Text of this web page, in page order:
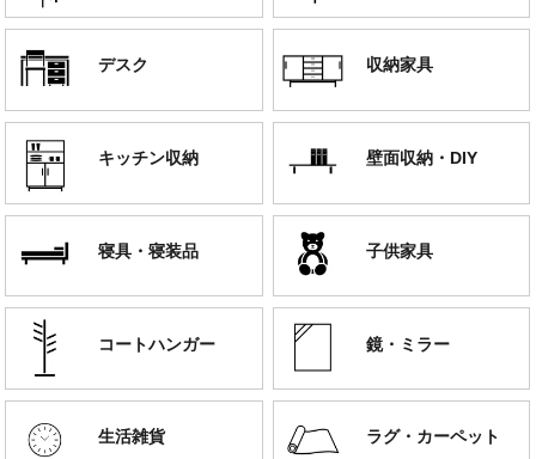
デスク 収納家具
キッチン収納 壁面収納・DIY
寝具・寝装品 子供家具
コートハンガー 鏡・ミラー
生活雑貨 ラグ・カーペット